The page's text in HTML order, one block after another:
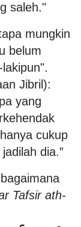
saleh."
mungkin
belum
Jibril):
yang
cukup
dia.”
Tafsir ath-